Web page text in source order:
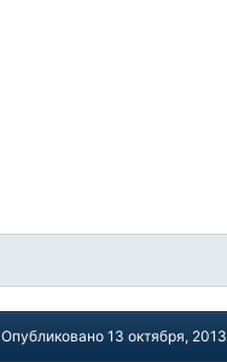
Опубликовано13 октября, 2013